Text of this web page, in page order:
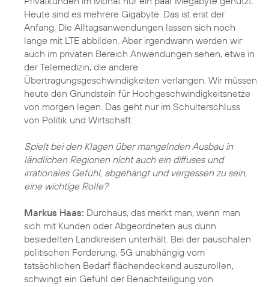
Heute sind es mehrere Gigabyte. Das ist erst der
Anfang. Die Alltagsanwendungen lassen sich noch
lange mit LTE abbilden. Aber irgendwann werden wir
auch im privaten Bereich Anwendungen sehen, etwa in
der Telemedizin, die andere
Übertragungsgeschwindigkeiten verlangen. Wir müssen
heute den Grundstein für Hochgeschwindigkeitsnetze
von morgen legen. Das geht nur im Schulterschluss
von Politik und Wirtschaft.
Spielt bei den Klagen über mangelnden Ausbau in
ländlichen Regionen nicht auch ein diffuses und
irrationales Gefühl, abgehängt und vergessen zu sein,
eine wichtige Rolle?
Markus Haas: Durchaus, das merkt man, wenn man
sich mit Kunden oder Abgeordneten aus dünn
besiedelten Landkreisen unterhält. Bei der pauschalen
politischen Forderung, 5G unabhängig vom
tatsächlichen Bedarf flächendeckend auszurollen,
schwingt ein Gefühl der Benachteiligung von